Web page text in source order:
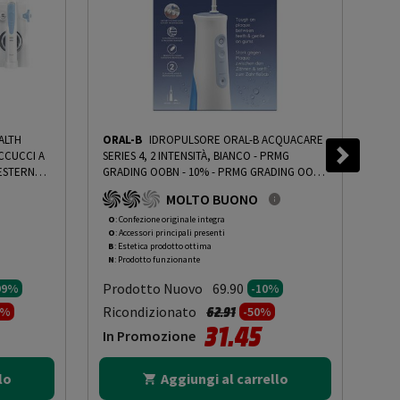
A
E
-
da
ORAL-B IDROPULSORE ORAL-B ACQUACARE
SERIES 4, 2 INTENSITÀ, BIANCO - PRMG
GRADING OOBN - 10%- PRMG GRADING OOBN
- 10%
MOLTO BUONO
O: Confezione originale integra
O: Accessori principali presenti
B: Estetica prodotto ottima
N: Prodotto funzionante
Prodotto Nuovo 69.90 -10%
Ricondizionato Prezzo ridotto da
62.91a-50%
In Promozione 31.45
Aggiungi al carrello